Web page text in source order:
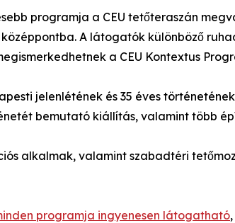
programja a CEU tetőteraszán
A látogatók különböző
a CEU Kontextus
jelenlétének és 35 éves
bemutató kiállítás, valamint több
alkalmak, valamint szabadtéri
programja ingyenesen látogatható